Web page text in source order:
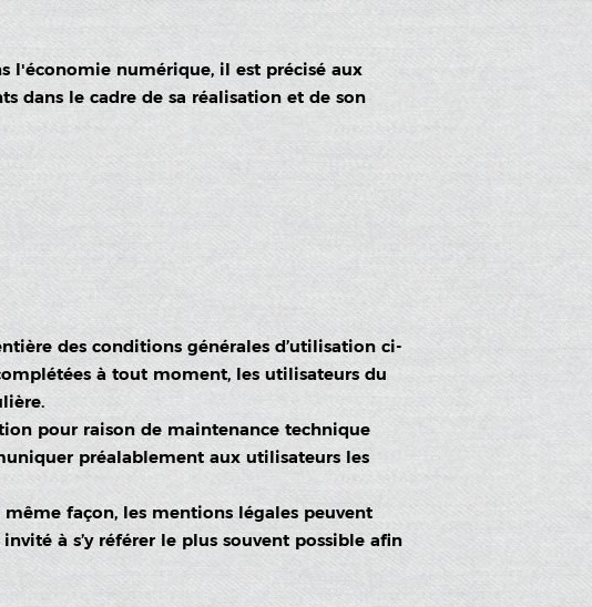
l'économie numérique, il est précisé aux
dans le cadre de sa réalisation et de son
des conditions générales d’utilisation ci-
à tout moment, les utilisateurs du
pour raison de maintenance technique
préalablement aux utilisateurs les
façon, les mentions légales peuvent
à s’y référer le plus souvent possible afin